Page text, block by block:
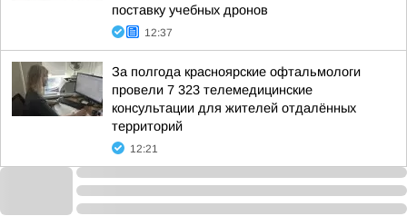
поставку учебных дронов
12:37
За полгода красноярские офтальмологи
провели 7 323 телемедицинские
консультации для жителей отдалённых
территорий
12:21